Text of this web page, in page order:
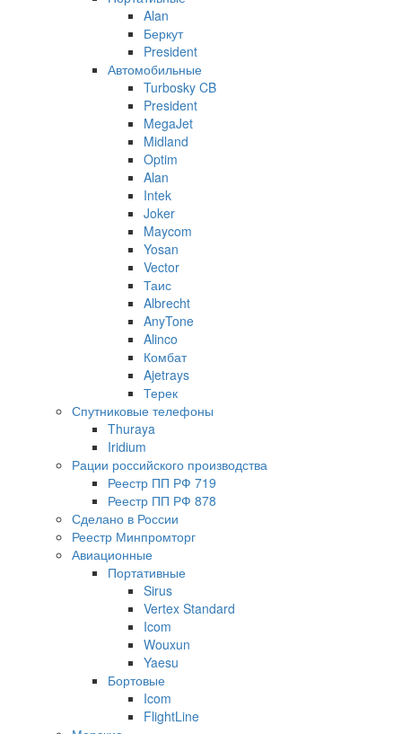
Alan
Беркут
President
Автомобильные
Turbosky CB
President
MegaJet
Midland
Optim
Alan
Intek
Joker
Maycom
Yosan
Vector
Таис
Albrecht
AnyTone
Alinco
Комбат
Ajetrays
Терек
Спутниковые телефоны
Thuraya
Iridium
Рации российского производства
Реестр ПП РФ 719
Реестр ПП РФ 878
Сделано в России
Реестр Минпромторг
Авиационные
Портативные
Sirus
Vertex Standard
Icom
Wouxun
Yaesu
Бортовые
Icom
FlightLine